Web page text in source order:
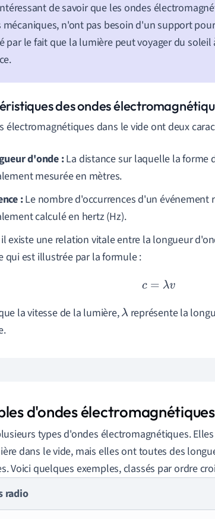
de savoir que les ondes
mécaniques, n'ont pas besoin d'un support
par le fait que la lumière peut voyager du soleil
des ondes
électromagnétiques dans le vide ont deux
d'onde :La distance sur laquelle la forme
mesurée en mètres.
:Le nombre d'occurrences d'un événement
calculé en hertz (Hz).
existe une relation vitale entre la longueur
qui est illustrée par la formule :
c=λv
la vitesse de la lumière,λreprésente la
d'ondes
types d'ondes électromagnétiques.
dans le vide, mais elles ont toutes des
Voici quelques exemples, classés par ordre
radio